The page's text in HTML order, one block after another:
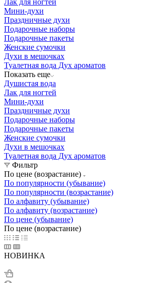
Мини-духи
Праздничные духи
Подарочные наборы
Подарочные пакеты
Женские сумочки
Духи в мешочках
Туалетная вода Дух ароматов
Показать еще
Душистая вода
Лак для ногтей
Мини-духи
Праздничные духи
Подарочные наборы
Подарочные пакеты
Женские сумочки
Духи в мешочках
Туалетная вода Дух ароматов
Фильтр
По цене (возрастание)
По популярности (убывание)
По популярности (возрастание)
По алфавиту (убывание)
По алфавиту (возрастание)
По цене (убывание)
По цене (возрастание)
НОВИНКА